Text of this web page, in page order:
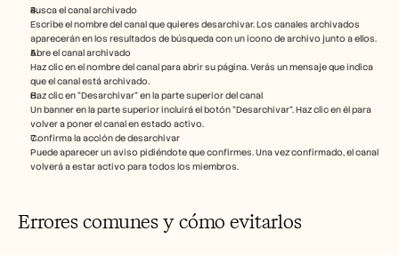
Busca el canal archivado
Escribe el nombre del canal que quieres desarchivar. Los canales archivados
aparecerán en los resultados de búsqueda con un icono de archivo junto a ellos.
Abre el canal archivado
Haz clic en el nombre del canal para abrir su página. Verás un mensaje que indica
que el canal está archivado.
Haz clic en “Desarchivar” en la parte superior del canal
Un banner en la parte superior incluirá el botón “Desarchivar”. Haz clic en él para
volver a poner el canal en estado activo.
Confirma la acción de desarchivar
Puede aparecer un aviso pidiéndote que confirmes. Una vez confirmado, el canal
volverá a estar activo para todos los miembros.
Errores comunes y cómo evitarlos